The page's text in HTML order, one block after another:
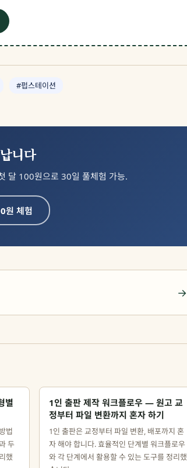
#펍스테이션
니다
달 100원으로 30일 풀체험 가능.
원 체험
→
별
법
두
했
1인 출판 제작 워크플로우 — 원고 교
정부터 파일 변환까지 혼자 하기
1인 출판은 교정부터 파일 변환, 배포까지 혼
자 해야 합니다. 효율적인 단계별 워크플로우
와 각 단계에서 활용할 수 있는 도구를 정리했